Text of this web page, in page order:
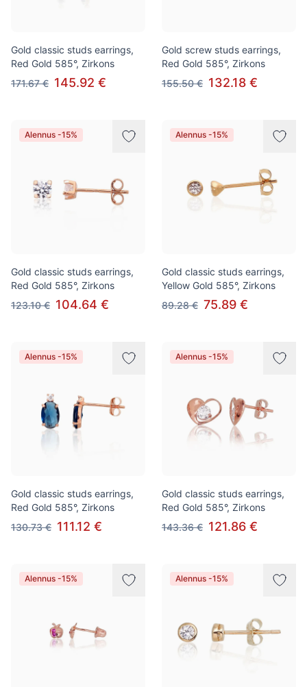
Gold classic studs earrings,
Red Gold 585°, Zirkons
171.67 € 145.92 €
Gold screw studs earrings,
Red Gold 585°, Zirkons
155.50 € 132.18 €
Alennus -15%
Gold classic studs earrings,
Red Gold 585°, Zirkons
123.10 € 104.64 €
Alennus -15%
Gold classic studs earrings,
Yellow Gold 585°, Zirkons
89.28 € 75.89 €
Alennus -15%
Gold classic studs earrings,
Red Gold 585°, Zirkons
130.73 € 111.12 €
Alennus -15%
Gold classic studs earrings,
Red Gold 585°, Zirkons
143.36 € 121.86 €
Alennus -15% Alennus -15%